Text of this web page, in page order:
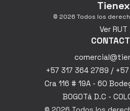
Tienex
© 2026 Todos los
Ver RUT
+57 317 364 2789 /
Cra 116 # 19A - 60
BOGOTá D.C -